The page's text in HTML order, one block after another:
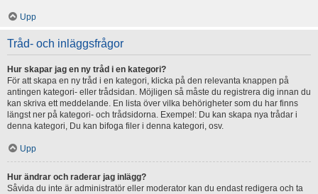
Upp
Tråd- och inläggsfrågor
Hur skapar jag en ny tråd i en kategori?
För att skapa en ny tråd i en kategori, klicka på den relevanta knappen på
antingen kategori- eller trådsidan. Möjligen så måste du registrera dig innan du
kan skriva ett meddelande. En lista över vilka behörigheter som du har finns
längst ner på kategori- och trådsidorna. Exempel: Du kan skapa nya trådar i
denna kategori, Du kan bifoga filer i denna kategori, osv.
Upp
Hur ändrar och raderar jag inlägg?
Såvida du inte är administratör eller moderator kan du endast redigera och ta